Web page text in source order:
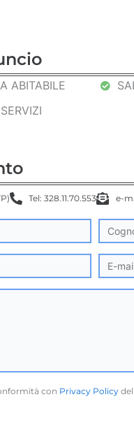
ABITABILE
Tel: 328.11.70.553 e-
con Privacy Policydel